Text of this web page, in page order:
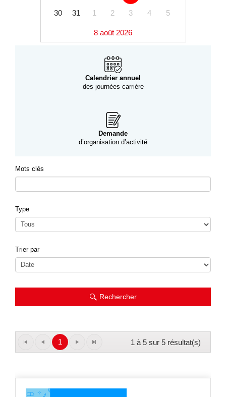
30 31 1 2 3 4 5
8 août 2026
Calendrier annuel
des journées carrière
Demande
d’organisation d’activité
Mots clés
Type
Trier par
Rechercher
1 1 à 5 sur 5 résultat(s)